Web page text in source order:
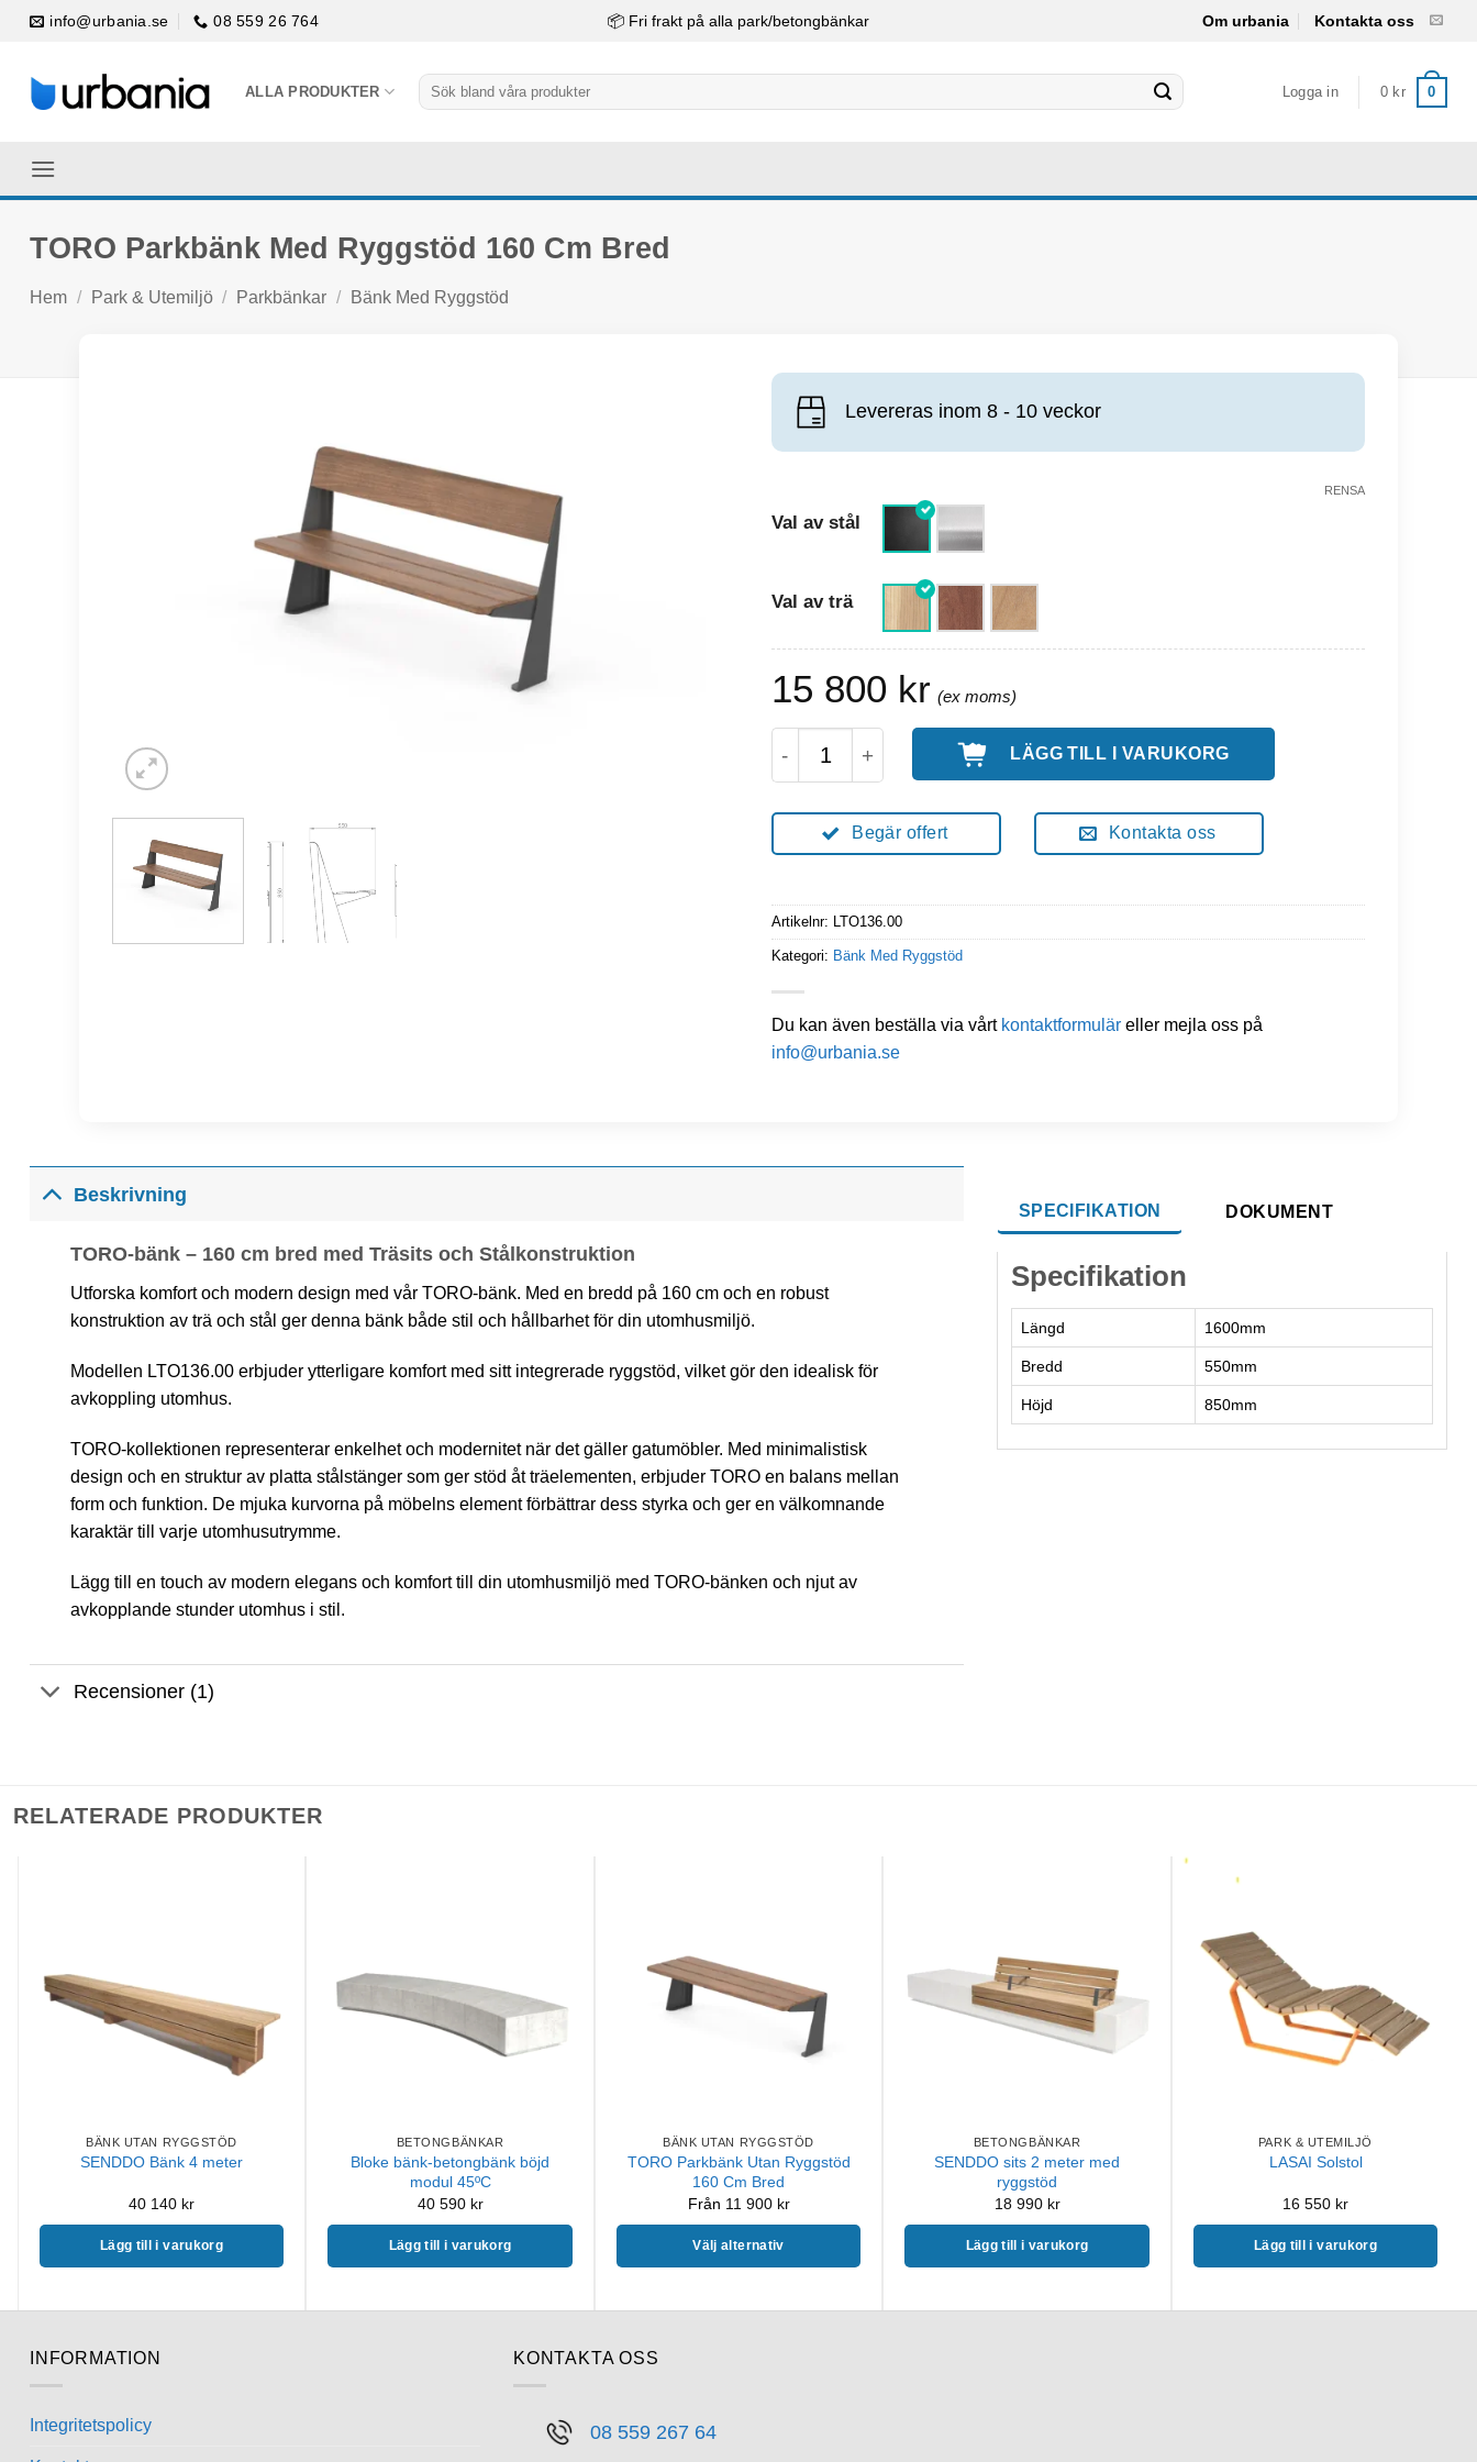
Skip
info@urbania.se 08 559 26 764 📦 Fri frakt på alla park/betongbänkar Om urbania Kontakta oss
ALLA PRODUKTER
Sök
efter:
Logga in 0 kr 0
TORO Parkbänk Med Ryggstöd 160 Cm Bred
Hem / Park & Utemiljö / Parkbänkar / Bänk Med Ryggstöd
Levereras inom 8 - 10 veckor
Val av stål
Val av trä
RENSA
15 800 kr
TORO Parkbänk Med Ryggstöd 160 Cm Bred mängd
LÄGG TILL I VARUKORG
Begär offert Kontakta oss
Artikelnr: LTO136.00
Kategori: Bänk Med Ryggstöd
Du kan även beställa via vårt kontaktformulär eller mejla oss på
info@urbania.se
Beskrivning
TORO-bänk – 160 cm bred med Träsits och Stålkonstruktion
Utforska komfort och modern design med vår TORO-bänk. Med en bredd på 160 cm och en robust
konstruktion av trä och stål ger denna bänk både stil och hållbarhet för din utomhusmiljö.
Modellen LTO136.00 erbjuder ytterligare komfort med sitt integrerade ryggstöd, vilket gör den idealisk för
avkoppling utomhus.
TORO-kollektionen representerar enkelhet och modernitet när det gäller gatumöbler. Med minimalistisk
design och en struktur av platta stålstänger som ger stöd åt träelementen, erbjuder TORO en balans mellan
form och funktion. De mjuka kurvorna på möbelns element förbättrar dess styrka och ger en välkomnande
karaktär till varje utomhusutrymme.
Lägg till en touch av modern elegans och komfort till din utomhusmiljö med TORO-bänken och njut av
avkopplande stunder utomhus i stil.
Recensioner (1)
SPECIFIKATION DOKUMENT
Specifikation
Längd 1600mm
Bredd 550mm
Höjd 850mm
RELATERADE PRODUKTER
BÄNK UTAN RYGGSTÖD
SENDDO Bänk 4 meter
40 140 kr
Lägg till i varukorg
BETONGBÄNKAR
Bloke bänk-betongbänk böjd
modul 45ºC
40 590 kr
Lägg till i varukorg
BÄNK UTAN RYGGSTÖD
TORO Parkbänk Utan Ryggstöd
160 Cm Bred
Från 11 900 kr
Välj alternativ
BETONGBÄNKAR
SENDDO sits 2 meter med
ryggstöd
18 990 kr
Lägg till i varukorg
PARK & UTEMILJÖ
LASAI Solstol
16 550 kr
Lägg till i varukorg
INFORMATION
Integritetspolicy
KONTAKTA OSS
08 559 267 64